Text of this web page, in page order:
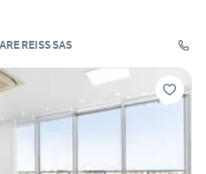
REISS SAS